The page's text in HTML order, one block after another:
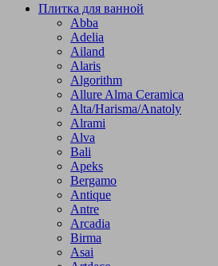
Плитка для ванной
Abba
Adelia
Ailand
Alaris
Algorithm
Allure Alma Ceramica
Alta/Harisma/Anatoly
Alrami
Alva
Bali
Apeks
Bergamo
Antique
Antre
Arcadia
Birma
Asai